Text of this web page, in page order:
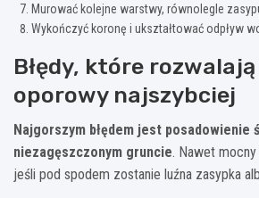
Murować kolejne warstwy, równolegle
Wykończyć koronę i ukształtować odpływ
Błędy, które
oporowy najszybciej
Najgorszym błędem jest posadowienie
niezagęszczonym gruncie. Nawet
jeśli pod spodem zostanie luźna zasypka